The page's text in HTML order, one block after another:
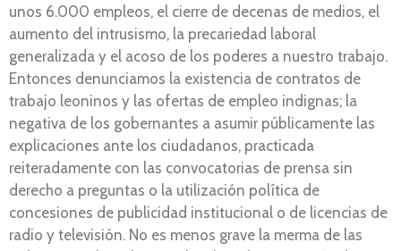
unos 6.000 empleos, el cierre de decenas de medios, el
aumento del intrusismo, la precariedad laboral
generalizada y el acoso de los poderes a nuestro trabajo.
Entonces denunciamos la existencia de contratos de
trabajo leoninos y las ofertas de empleo indignas; la
negativa de los gobernantes a asumir públicamente las
explicaciones ante los ciudadanos, practicada
reiteradamente con las convocatorias de prensa sin
derecho a preguntas o la utilización política de
concesiones de publicidad institucional o de licencias de
radio y televisión. No es menos grave la merma de las